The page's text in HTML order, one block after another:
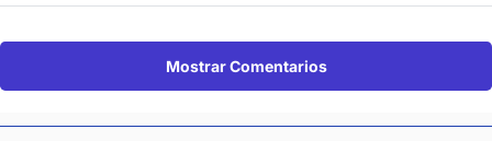
Mostrar Comentarios